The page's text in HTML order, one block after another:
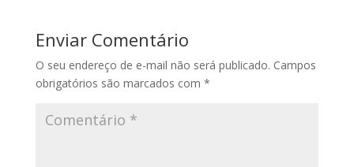
Enviar Comentário
O seu endereço de e-mail não será publicado. Campos
obrigatórios são marcados com *